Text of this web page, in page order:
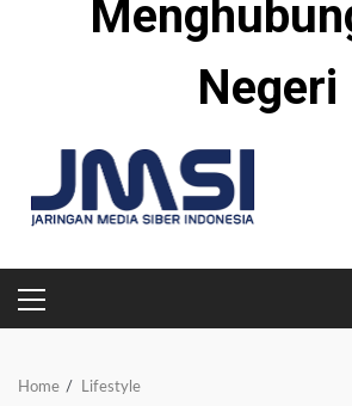
Negeri
PRIMARY
MENU
Home Lifestyle